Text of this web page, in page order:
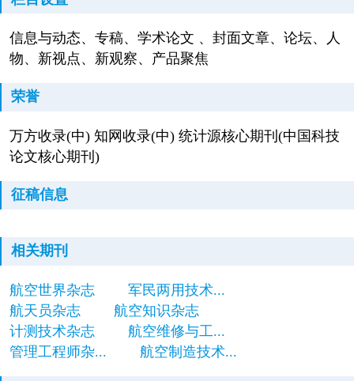
信息与动态、专稿、学术论文 、封面文章、论坛、人
物、新视点、新观察、产品聚焦
荣誉
万方收录(中) 知网收录(中) 统计源核心期刊(中国科技
论文核心期刊)
征稿信息
相关期刊
航空世界杂志
军民两用技术...
航天员杂志
航空知识杂志
计测技术杂志
航空维修与工...
管理工程师杂...
航空制造技术...